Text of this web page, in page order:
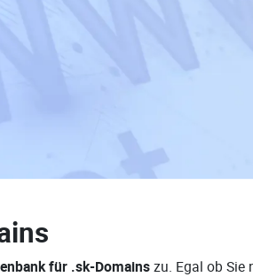
für .sk-Domainszu. Egal ob Sie